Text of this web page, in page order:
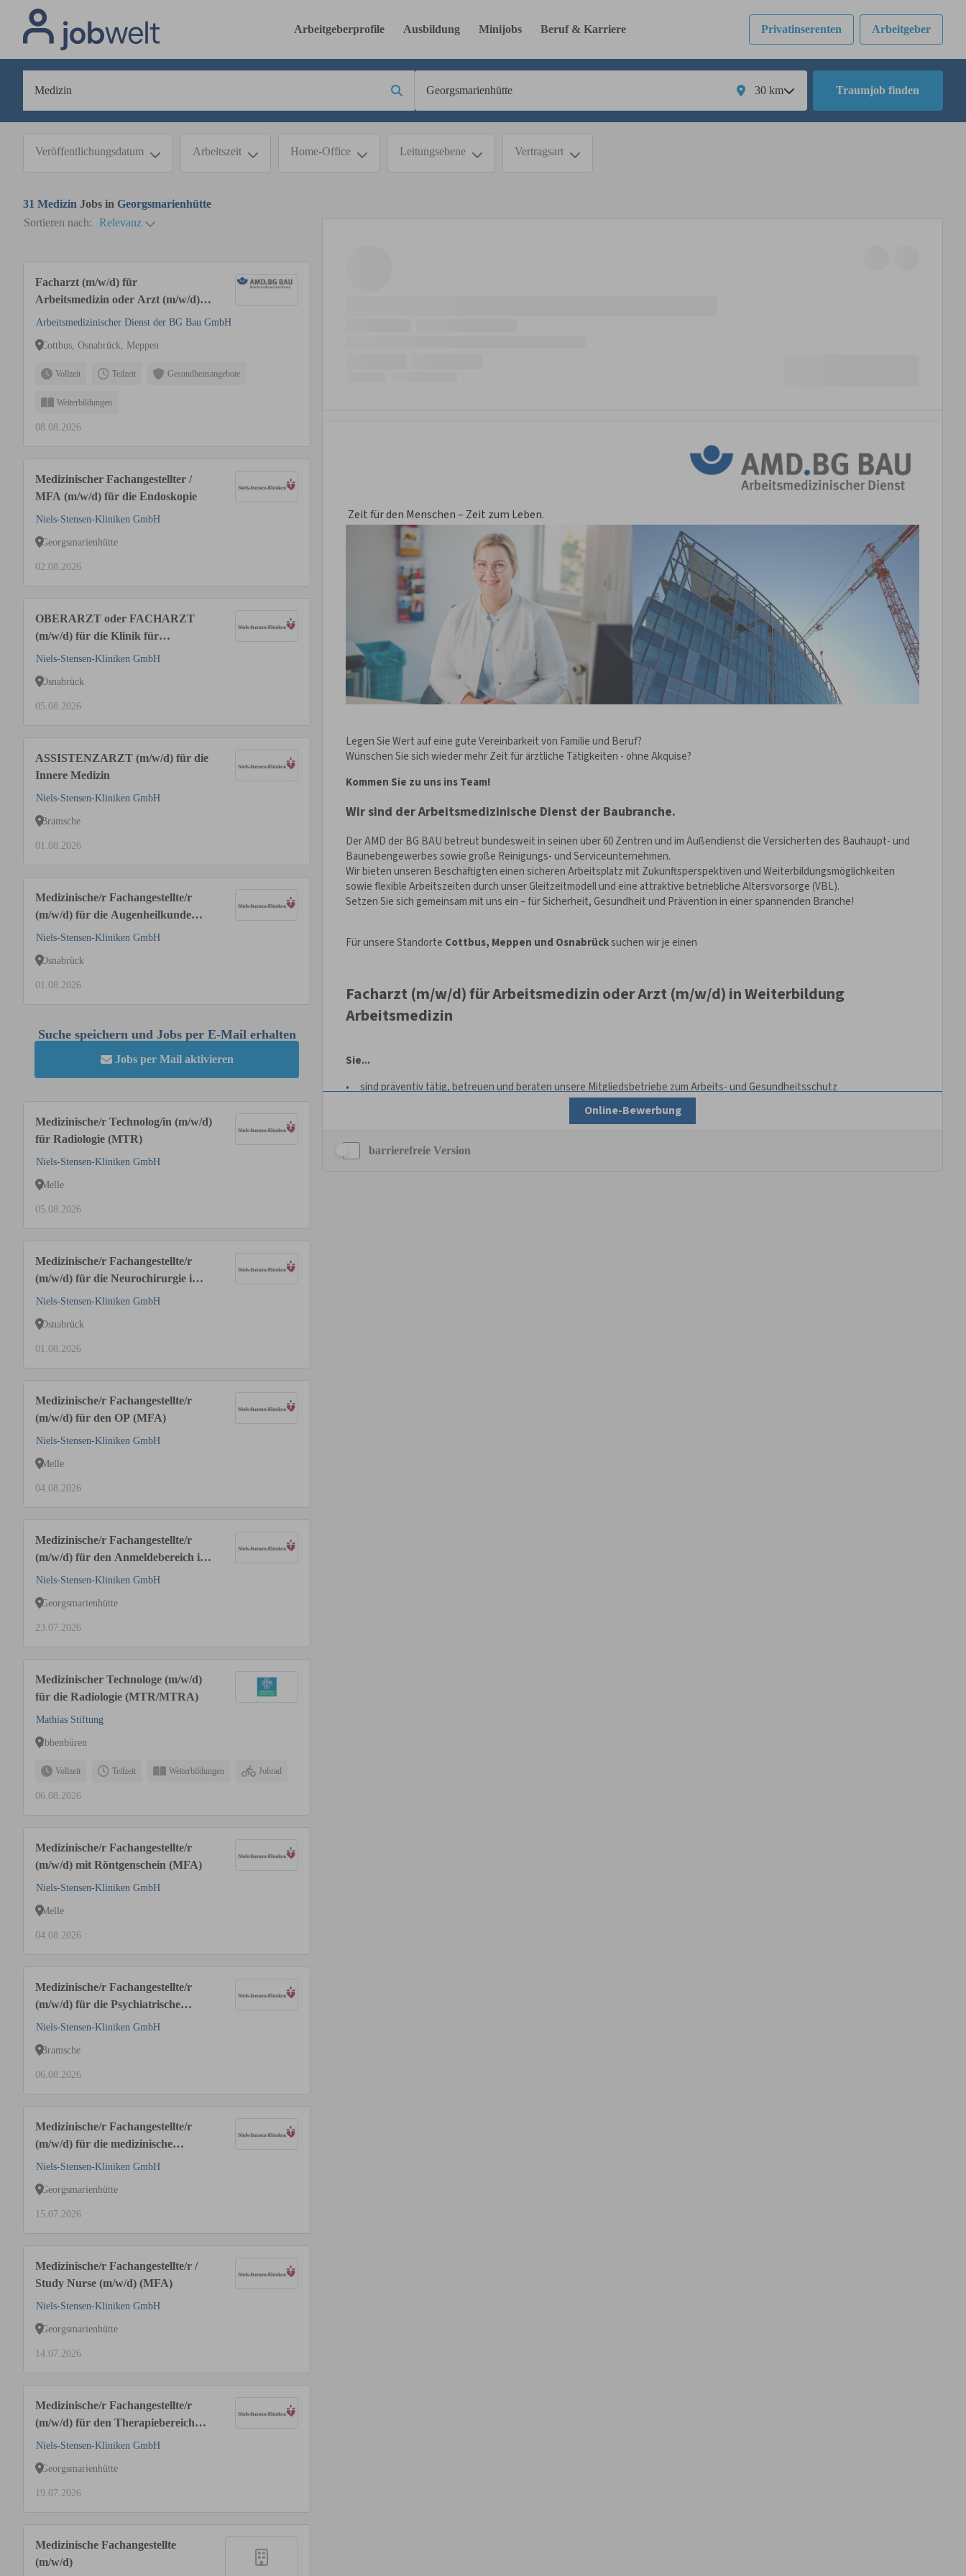
Arbeitgeberprofile Ausbildung Minijobs Beruf & Karriere Privatinserenten Arbeitgeber
30km Traumjob finden
Veröffentlichungsdatum Arbeitszeit Home-Office Leitungsebene Vertragsart
31 Medizin Jobs in Georgsmarienhütte
Sortieren nach:
Relevanz
Facharzt (m/w/d) für
Arbeitsmedizin oder Arzt (m/w/d) in
Weiterbildung Arbeitsmedizin
Arbeitsmedizinischer Dienst der BG Bau GmbH
Cottbus, Osnabrück, Meppen
Vollzeit Teilzeit Gesundheitsangebote
Weiterbildungen
08.08.2026
Medizinischer Fachangestellter /
MFA (m/w/d) für die Endoskopie
Niels-Stensen-Kliniken GmbH
Georgsmarienhütte
02.08.2026
OBERARZT oder FACHARZT
(m/w/d) für die Klinik für
Anästhesie und Intensivmedizin
Niels-Stensen-Kliniken GmbH
Osnabrück
05.08.2026
ASSISTENZARZT (m/w/d) für die
Innere Medizin
Niels-Stensen-Kliniken GmbH
Bramsche
01.08.2026
Medizinische/r Fachangestellte/r
(m/w/d) für die Augenheilkunde
(MFA)
Niels-Stensen-Kliniken GmbH
Osnabrück
01.08.2026
Suche speichern und Jobs per E-Mail erhalten
Jobs per Mail aktivieren
Medizinische/r Technolog/in (m/w/d)
für Radiologie (MTR)
Niels-Stensen-Kliniken GmbH
Melle
05.08.2026
Medizinische/r Fachangestellte/r
(m/w/d) für die Neurochirurgie im
MVZ (MFA)
Niels-Stensen-Kliniken GmbH
Osnabrück
01.08.2026
Medizinische/r Fachangestellte/r
(m/w/d) für den OP (MFA)
Niels-Stensen-Kliniken GmbH
Melle
04.08.2026
Medizinische/r Fachangestellte/r
(m/w/d) für den Anmeldebereich im
MVZ I Onkologie
Niels-Stensen-Kliniken GmbH
Georgsmarienhütte
23.07.2026
Medizinischer Technologe (m/w/d)
für die Radiologie (MTR/MTRA)
Mathias Stiftung
Ibbenbüren
Vollzeit Teilzeit Weiterbildungen Jobrad
06.08.2026
Medizinische/r Fachangestellte/r
(m/w/d) mit Röntgenschein (MFA)
Niels-Stensen-Kliniken GmbH
Melle
04.08.2026
Medizinische/r Fachangestellte/r
(m/w/d) für die Psychiatrische
Institutsambulanz
Niels-Stensen-Kliniken GmbH
Bramsche
06.08.2026
Medizinische/r Fachangestellte/r
(m/w/d) für die medizinische
Dokumentation im MVZ I
Niels-Stensen-Kliniken GmbH
Georgsmarienhütte
15.07.2026
Medizinische/r Fachangestellte/r /
Study Nurse (m/w/d) (MFA)
Niels-Stensen-Kliniken GmbH
Georgsmarienhütte
14.07.2026
Medizinische/r Fachangestellte/r
(m/w/d) für den Therapiebereich
des MVZ I Onkologie (in Voll- oder
Niels-Stensen-Kliniken GmbH
Georgsmarienhütte
19.07.2026
Medizinische Fachangestellte
(m/w/d)
barrierefreie Version